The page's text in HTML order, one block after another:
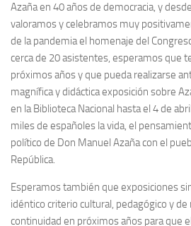
Azaña en 40 años de democracia, y
valoramos y celebramos muy
de la pandemia el homenaje del
cerca de 20 asistentes, esperamos que
próximos años y que pueda realizarse
magnífica y didáctica exposición sobre
en la Biblioteca Nacional hasta el 4 de
miles de españoles la vida, el
político de Don Manuel Azaña con el
República.
Esperamos también que exposiciones
idéntico criterio cultural, pedagógico y
continuidad en próximos años para que